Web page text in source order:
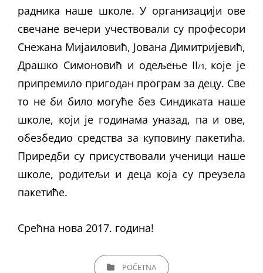
радника наше школе. У организацији ове
свечане вечери учествовали су професори
Снежана Мијаиловић, Јована Димитријевић,
Драшко Симоновић и одељење II/1, које је
припремило пригодан програм за децу. Све
то не би било могуће без Синдиката наше
школе, који је годинама уназад, па и ове,
обезбедио средства за куповину пакетића.
Приредби су присуствовали ученици наше
школе, родитељи и деца која су преузела
пакетиће.
Срећна нова 2017. година!
CATEGORIESPOČETNA